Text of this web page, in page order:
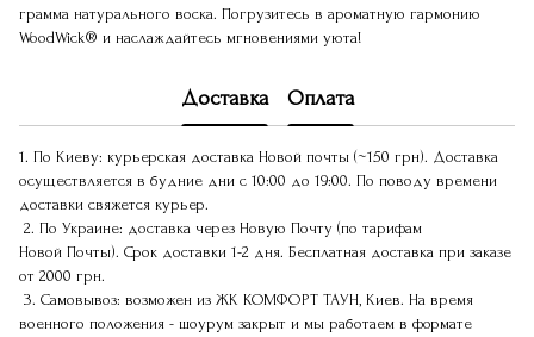
грамма натурального воска. Погрузитесь в ароматную гармонию
WoodWick® и наслаждайтесь мгновениями уюта!
Доставка Оплата
1. По Киеву: курьерская доставка Новой почты (~150 грн). Доставка
осуществляется в будние дни с 10:00 до 19:00. По поводу времени
доставки свяжется курьер.
2. По Украине: доставка через Новую Почту (по тарифам
Новой Почты). Срок доставки 1-2 дня. Бесплатная доставка при заказе
от 2000 грн.
3. Самовывоз: возможен из ЖК КОМФОРТ ТАУН, Киев. На время
военного положения - шоурум закрыт и мы работаем в формате